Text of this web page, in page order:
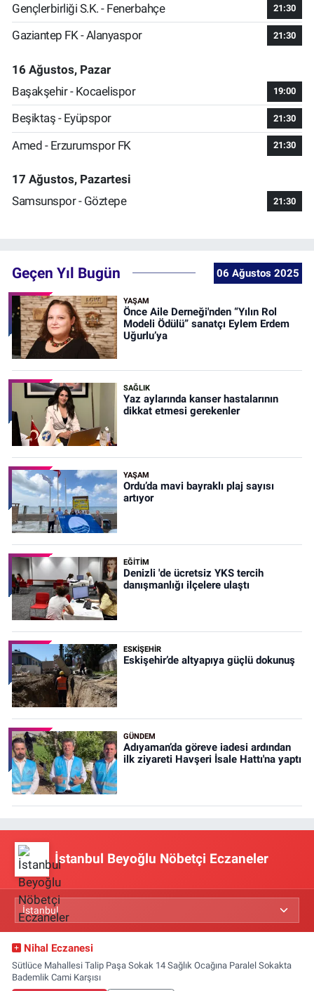
Gençlerbirliği S.K. - Fenerbahçe 21:30
Gaziantep FK - Alanyaspor 21:30
16 Ağustos, Pazar
Başakşehir - Kocaelispor
19:00
Beşiktaş - Eyüpspor 21:30
Amed - Erzurumspor FK 21:30
17 Ağustos, Pazartesi
Samsunspor - Göztepe
21:30
Geçen Yıl Bugün 06 Ağustos 2025
YAŞAM
Önce Aile Derneği'nden “Yılın Rol
Modeli Ödülü” sanatçı Eylem Erdem
Uğurlu’ya
SAĞLIK
Yaz aylarında kanser hastalarının
dikkat etmesi gerekenler
YAŞAM
Ordu’da mavi bayraklı plaj sayısı
artıyor
EĞİTİM
Denizli 'de ücretsiz YKS tercih
danışmanlığı ilçelere ulaştı
ESKIŞEHIR
Eskişehir’de altyapıya güçlü dokunuş
GÜNDEM
Adıyaman’da göreve iadesi ardından
ilk ziyareti Havşeri İsale Hattı'na yaptı
İstanbul Beyoğlu Nöbetçi Eczaneler
Nihal Eczanesi
Sütlüce Mahallesi Talip Paşa Sokak 14 Sağlık Ocağına Paralel Sokakta
Bademlik Cami Karşısı